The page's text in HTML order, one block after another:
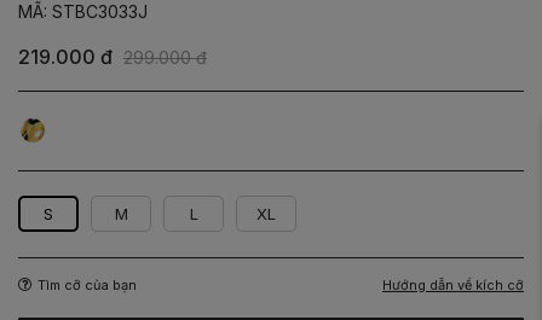
MÃ: STBC3033J
219.000 đ 299.000 đ
Họa
Cam
S M L XL
Tìm cỡ của bạn Hướng dẫn về kích cỡ